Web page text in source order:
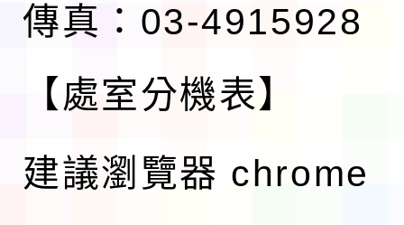
傳真：03-4915928
【處室分機表】
建議瀏覽器 chrome